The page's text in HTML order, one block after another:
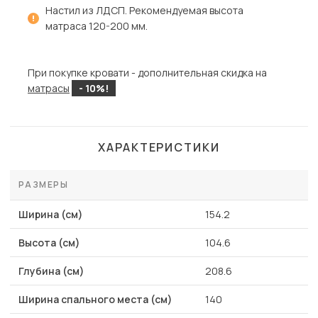
Настил из ЛДСП. Рекомендуемая высота
матраса 120-200 мм.
При покупке кровати - дополнительная скидка на
матрасы
- 10%!
ХАРАКТЕРИСТИКИ
РАЗМЕРЫ
Ширина (см) 154.2
Высота (см) 104.6
Глубина (см) 208.6
Ширина спального места (см) 140